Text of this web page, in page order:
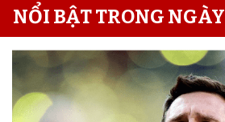
NỔI BẬT TRONG NGÀY